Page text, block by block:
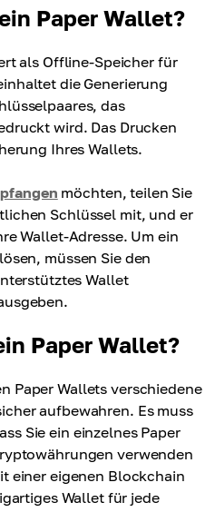
Paper Wallet?
als Offline-Speicher für
die Generierung
das
wird. Das Drucken
Ihres Wallets.
möchten, teilen Sie
Schlüssel mit, und er
Wallet-Adresse. Um ein
müssen Sie den
Wallet
Paper Wallet?
Paper Wallets verschiedene
aufbewahren. Es muss
Sie ein einzelnes Paper
verwenden
einer eigenen Blockchain
Wallet für jede